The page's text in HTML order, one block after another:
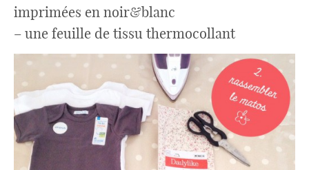
imprimées en noir&blanc
– une feuille de tissu thermocollant